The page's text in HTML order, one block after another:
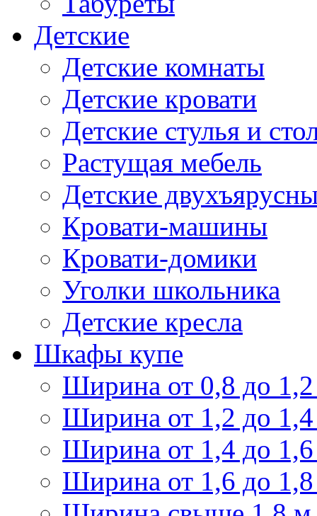
Детские
Детские комнаты
Детские кровати
Детские стулья и
Растущая мебель
Детские
Кровати-машины
Кровати-домики
Уголки школьника
Детские кресла
Шкафы купе
Ширина от 0,8 до
Ширина от 1,2 до
Ширина от 1,4 до
Ширина от 1,6 до